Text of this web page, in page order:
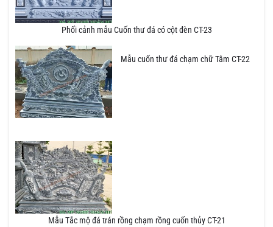
Phối cảnh mẫu Cuốn thư đá có cột đèn CT-23
Mẫu cuốn thư đá chạm chữ Tâm CT-22
Mẫu Tắc mộ đá trán rồng chạm rồng cuốn thủy CT-21